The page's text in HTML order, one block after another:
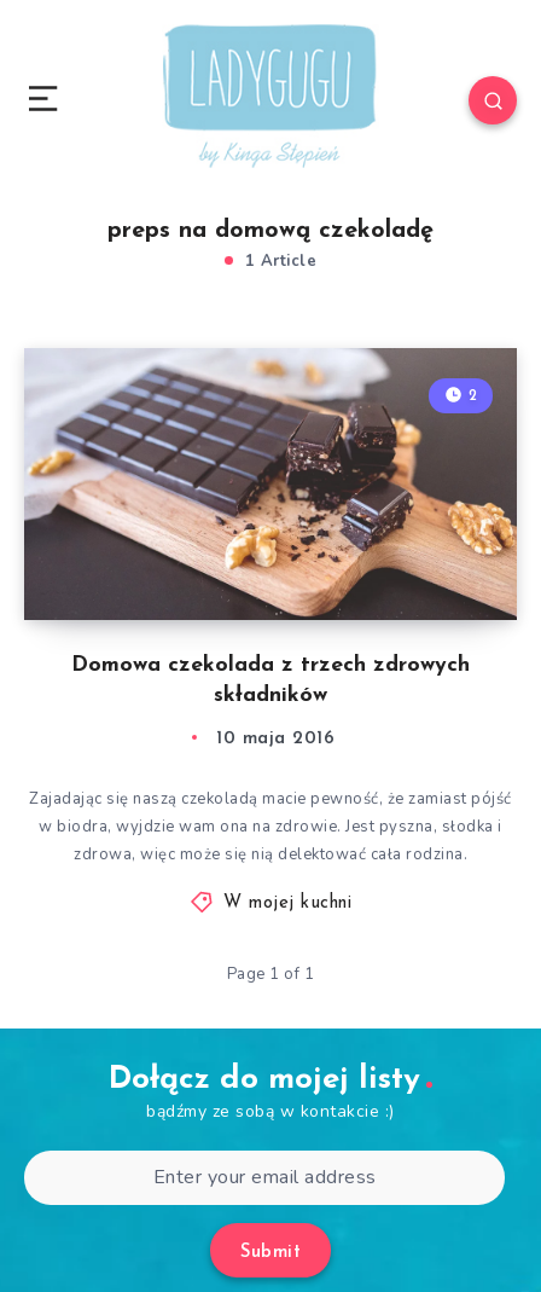
preps na domową czekoladę
1 Article
Domowa czekolada z trzech zdrowych
składników
2
10 maja 2016
Zajadając się naszą czekoladą macie pewność, że zamiast pójść
w biodra, wyjdzie wam ona na zdrowie. Jest pyszna, słodka i
zdrowa, więc może się nią delektować cała rodzina.
W mojej kuchni
Page 1 of 1
Dołącz do mojej listy
bądźmy ze sobą w kontakcie :)
Submit